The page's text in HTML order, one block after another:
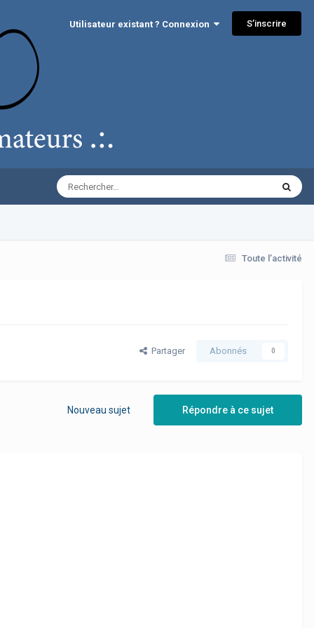
Utilisateur existant ? Connexion S’inscrire
Toute l’activité
Partager Abonnés 0
Répondre à ce sujet
Nouveau sujet